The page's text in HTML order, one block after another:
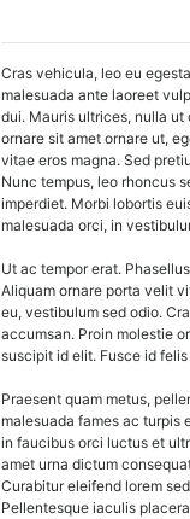
Cras vehicula, leo eu
malesuada ante laoreet
dui. Mauris ultrices, nulla
ornare sit amet ornare ut,
vitae eros magna. Sed
Nunc tempus, leo rhoncus
imperdiet. Morbi lobortis
malesuada orci, in
Ut ac tempor erat.
Aliquam ornare porta velit
eu, vestibulum sed odio.
accumsan. Proin molestie
suscipit id elit. Fusce id
Praesent quam metus,
malesuada fames ac turpis
in faucibus orci luctus et
amet urna dictum
Curabitur eleifend lorem
Pellentesque iaculis